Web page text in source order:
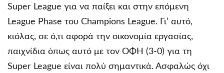
Super League για να παίξει και στην επόμενη
League Phase του Champions League. Γι’ αυτό,
κιόλας, σε ό,τι αφορά την οικονομία εργασίας,
παιχνίδια όπως αυτό με τον ΟΦΗ (3-0) για τη
Super League είναι πολύ σημαντικά. Ασφαλώς όχι